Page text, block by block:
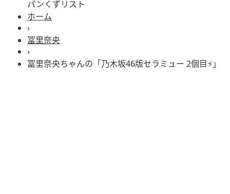
パンくずリスト
ホーム
›
冨里奈央
›
冨里奈央ちゃんの「乃木坂46版セラミュー 2個目⚡️」